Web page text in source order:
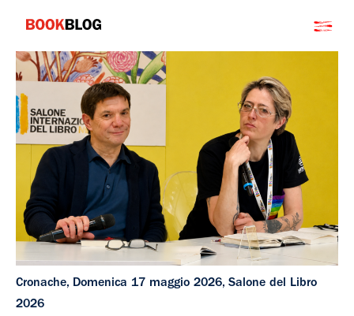
contenuto
Bookblog
Cronache, Domenica 17 maggio 2026, Salone del Libro
2026